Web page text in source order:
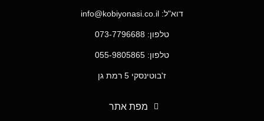
דוא"ל: info@kobiyonasi.co.il
טלפון: 073-7796688
טלפון: 055-9805865
ז'בוטינסקי 5 רמת גן
מפת אתר